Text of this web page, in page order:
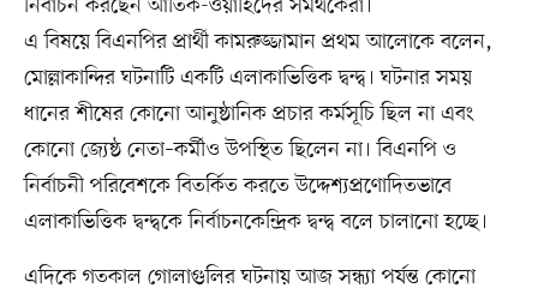
নির্বাচন করছেন আতিক-ওয়াহিদের সমর্থকেরা।
এ বিষয়ে বিএনপির প্রার্থী কামরুজ্জামান প্রথম আলোকে বলেন,
মোল্লাকান্দির ঘটনাটি একটি এলাকাভিত্তিক দ্বন্দ্ব। ঘটনার সময়
ধানের শীষের কোনো আনুষ্ঠানিক প্রচার কর্মসূচি ছিল না এবং
কোনো জ্যেষ্ঠ নেতা–কর্মীও উপস্থিত ছিলেন না। বিএনপি ও
নির্বাচনী পরিবেশকে বিতর্কিত করতে উদ্দেশ্যপ্রণোদিতভাবে
এলাকাভিত্তিক দ্বন্দ্বকে নির্বাচনকেন্দ্রিক দ্বন্দ্ব বলে চালানো হচ্ছে।
এদিকে গতকাল গোলাগুলির ঘটনায় আজ সন্ধ্যা পর্যন্ত কোনো